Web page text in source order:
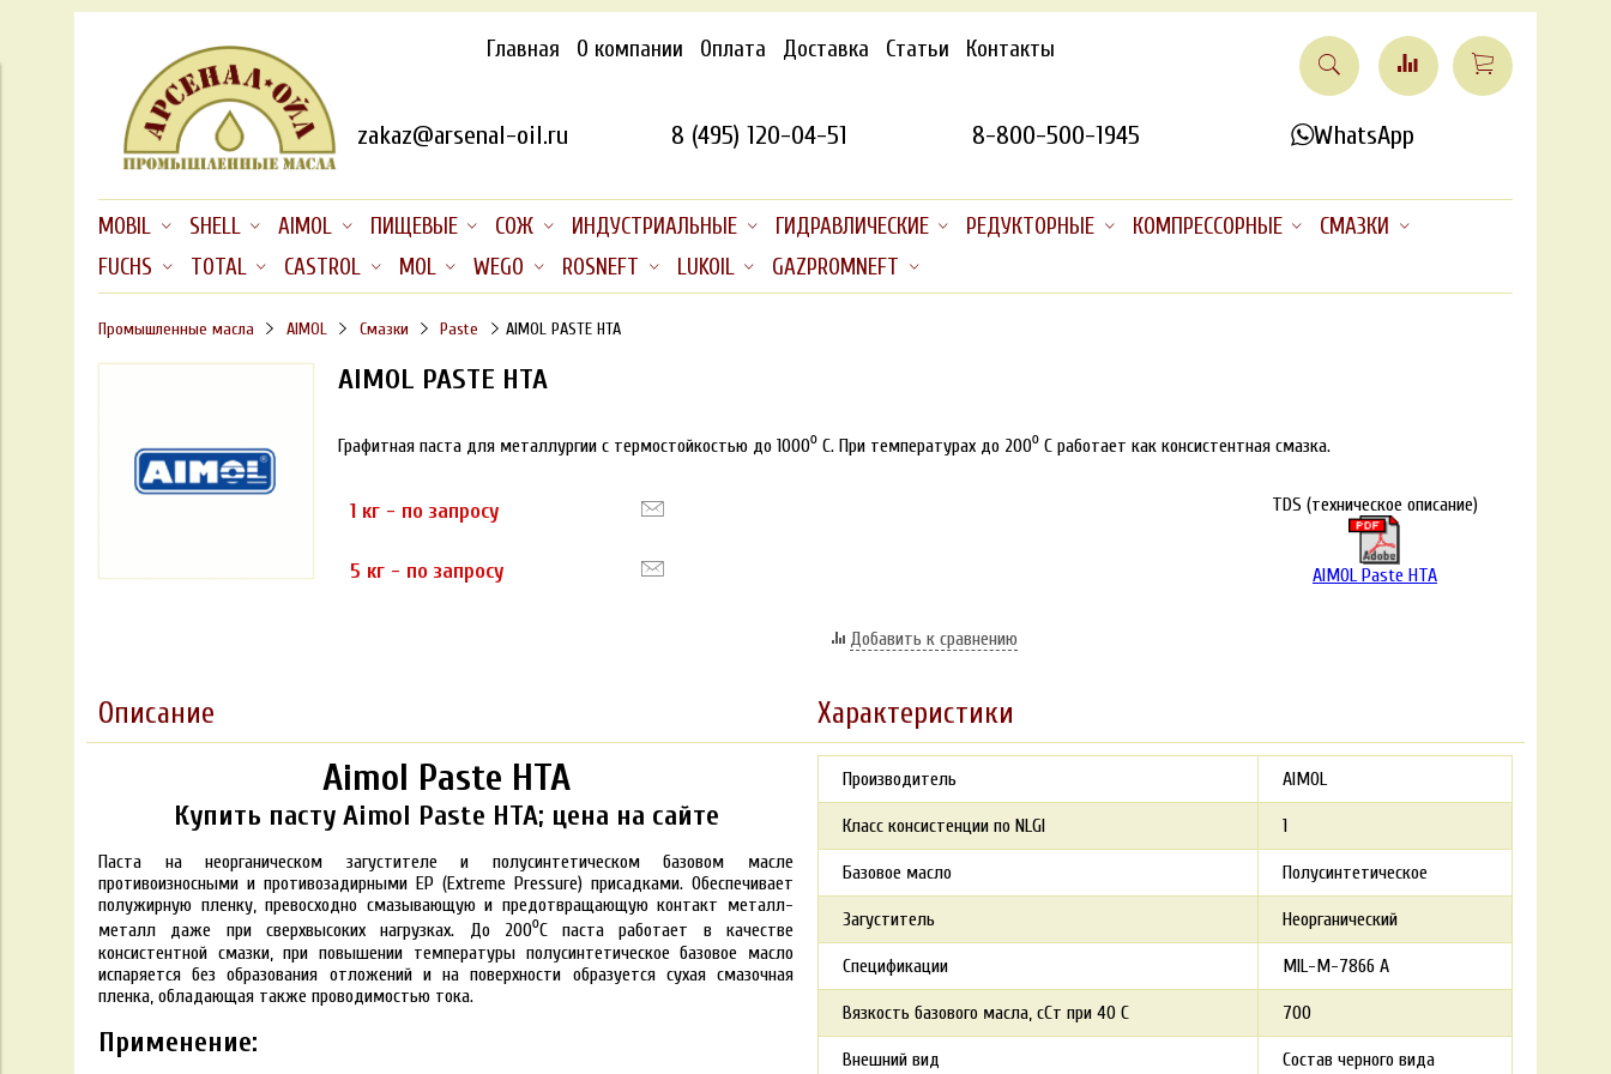
Главная О компании Оплата Доставка Статьи Контакты
zakaz@arsenal-oil.ru 8 (495) 120-04-51 8-800-500-1945 WhatsApp
MOBIL SHELL AIMOL ПИЩЕВЫЕ СОЖ ИНДУСТРИАЛЬНЫЕ ГИДРАВЛИЧЕСКИЕ РЕДУКТОРНЫЕ КОМПРЕССОРНЫЕ
СМАЗКИ
FUCHS
TOTAL CASTROL MOL WEGO ROSNEFT LUKOIL GAZPROMNEFT
Промышленные масла AIMOL Смазки Paste AIMOL PASTE HTA
AIMOL PASTE HTA
Графитная паста для металлургии с термостойкостью до 1000⁰ С. При температурах до 200⁰ С работает как консистентная смазка.
1 кг - по запросу
5 кг - по запросу
TDS (техническое описание)
AIMOL Paste HTA
Добавить к сравнению
Описание Характеристики
Aimol Paste HTA
Купить пасту Aimol Paste HTA; цена на сайте
Паста на неорганическом загустителе и полусинтетическом базовом масле
противоизносными и противозадирными ЕР (Extreme Pressure) присадками. Обеспечивает
полужирную пленку, превосходно смазывающую и предотвращающую контакт металл-
металл даже при сверхвысоких нагрузках. До 200⁰С паста работает в качестве
консистентной смазки, при повышении температуры полусинтетическое базовое масло
испаряется без образования отложений и на поверхности образуется сухая смазочная
пленка, обладающая также проводимостью тока.
Применение:
Производитель AIMOL
Класс консистенции по NLGI 1
Базовое масло Полусинтетическое
Загуститель Неорганический
Спецификации MIL-M-7866 A
Вязкость базового масла, сСт при 40 С 700
Внешний вид Состав черного вида